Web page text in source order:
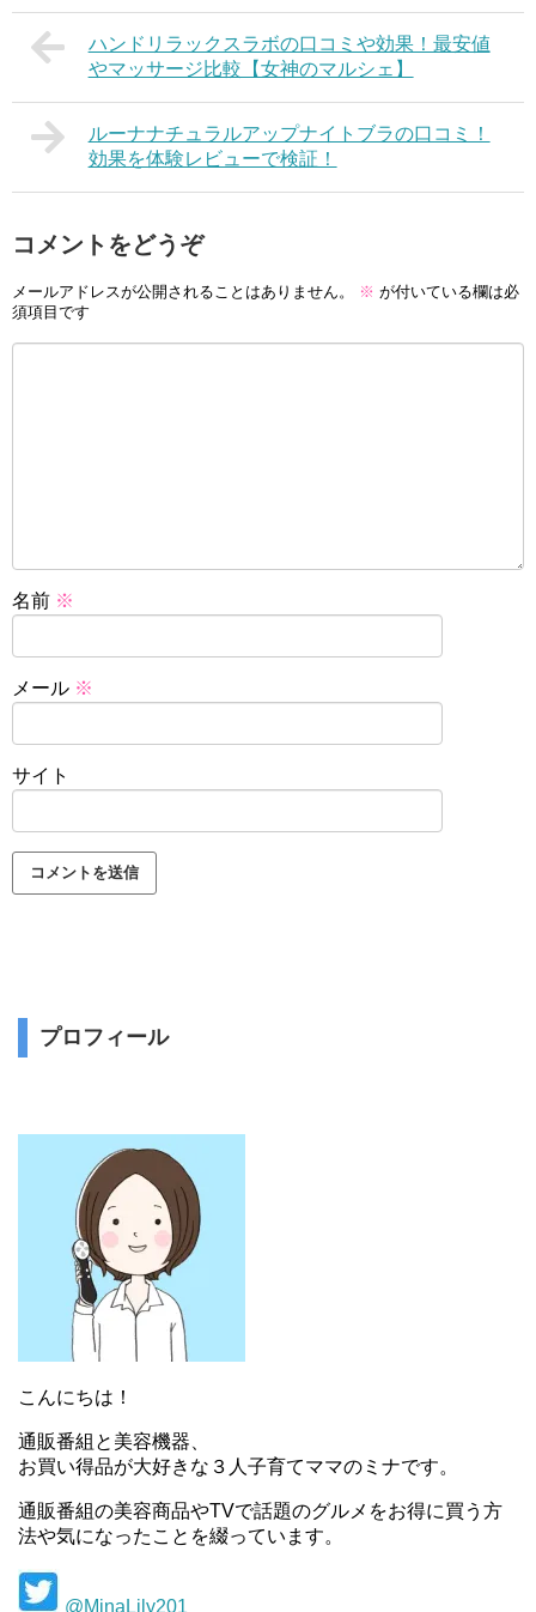
ハンドリラックスラボの口コミや効果！最安値
やマッサージ比較【女神のマルシェ】
ルーナナチュラルアップナイトブラの口コミ！
効果を体験レビューで検証！
コメントをどうぞ
メールアドレスが公開されることはありません。 ※ が付いている欄は必
須項目です
名前 ※
メール ※
サイト
プロフィール
こんにちは！
通販番組と美容機器、
お買い得品が大好きな３人子育てママのミナです。
通販番組の美容商品やTVで話題のグルメをお得に買う方
法や気になったことを綴っています。
@MinaLily201